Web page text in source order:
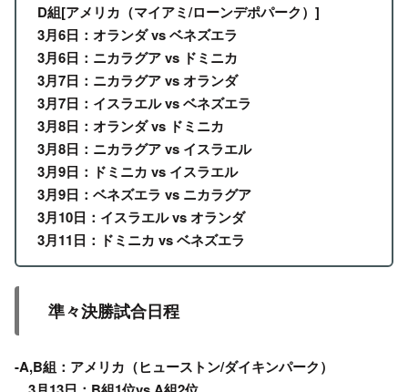
D組[アメリカ（マイアミ/ローンデポパーク）]
3月6日：オランダ vs ベネズエラ
3月6日：ニカラグア vs ドミニカ
3月7日：ニカラグア vs オランダ
3月7日：イスラエル vs ベネズエラ
3月8日：オランダ vs ドミニカ
3月8日：ニカラグア vs イスラエル
3月9日：ドミニカ vs イスラエル
3月9日：ベネズエラ vs ニカラグア
3月10日：イスラエル vs オランダ
3月11日：ドミニカ vs ベネズエラ
準々決勝試合日程
-A,B組：アメリカ（ヒューストン/ダイキンパーク）